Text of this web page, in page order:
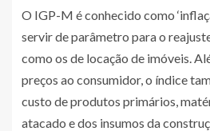
O IGP-M é conhecido como
servir de parâmetro para o
como os de locação de imóveis.
preços ao consumidor, o índice
custo de produtos primários,
atacado e dos insumos da